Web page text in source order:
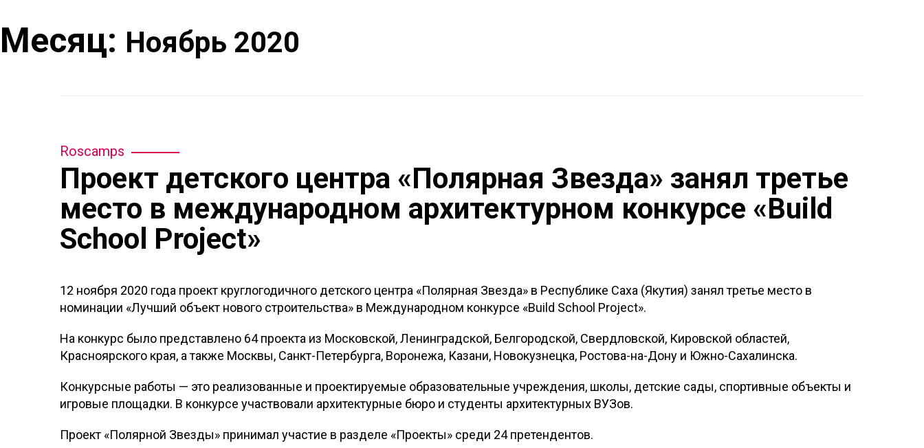
Месяц: Ноябрь 2020
Roscamps
Проект детского центра «Полярная Звезда» занял третье
место в международном архитектурном конкурсе «Build
School Project»
12 ноября 2020 года проект круглогодичного детского центра «Полярная Звезда» в Республике Саха (Якутия) занял третье место в
номинации «Лучший объект нового строительства» в Международном конкурсе «Build School Project».
На конкурс было представлено 64 проекта из Московской, Ленинградской, Белгородской, Свердловской, Кировской областей,
Красноярского края, а также Москвы, Санкт-Петербурга, Воронежа, Казани, Новокузнецка, Ростова-на-Дону и Южно-Сахалинска.
Конкурсные работы — это реализованные и проектируемые образовательные учреждения, школы, детские сады, спортивные объекты и
игровые площадки. В конкурсе участвовали архитектурные бюро и студенты архитектурных ВУЗов.
Проект «Полярной Звезды» принимал участие в разделе «Проекты» среди 24 претендентов.